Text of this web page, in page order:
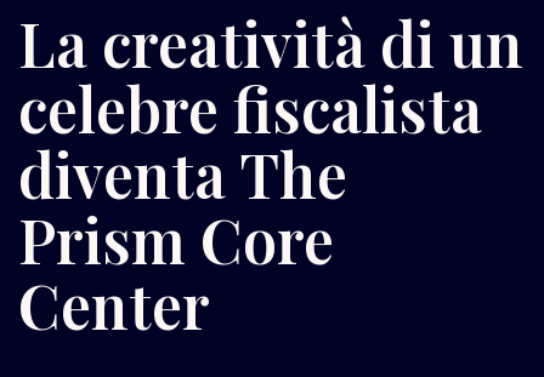
La creatività di un
celebre fiscalista
diventa The
Prism Core
Center